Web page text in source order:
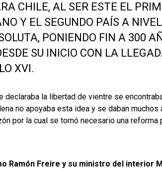
CHILE, AL SER ESTE EL
Y EL SEGUNDO PAÍS A
PONIENDO FIN A 300
SU INICIO CON LA
XVI.
declaraba la libertad de vientre se
no apoyaba esta idea y se daban
por la cual se tornó necesario una
Ramón Freire y su ministro del interior